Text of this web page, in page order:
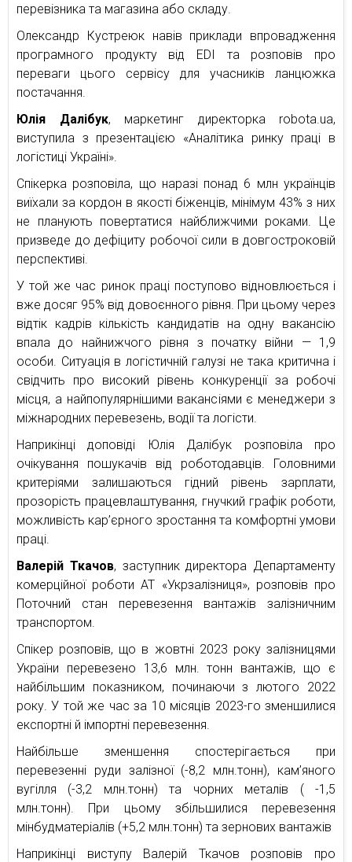
перевізника та магазина або складу.
Олександр Кустреюк навів приклади впровадження
програмного продукту від EDI та розповів про
переваги цього сервісу для учасників ланцюжка
постачання.
Юлія Далібук, маркетинг директорка robota.ua,
виступила з презентацією «Аналітика ринку праці в
логістиці Україні».
Спікерка розповіла, що наразі понад 6 млн українців
виїхали за кордон в якості біженців, мінімум 43% з них
не планують повертатися найближчими роками. Це
призведе до дефіциту робочої сили в довгостроковій
перспективі.
У той же час ринок праці поступово відновлюється і
вже досяг 95% від довоєнного рівня. При цьому через
відтік кадрів кількість кандидатів на одну вакансію
впала до найнижчого рівня з початку війни — 1,9
особи. Ситуація в логістичній галузі не така критична і
свідчить про високий рівень конкуренції за робочі
місця, а найпопулярнішими вакансіями є менеджери з
міжнародних перевезень, водії та логісти.
Наприкінці доповіді Юлія Далібук розповіла про
очікування пошукачів від роботодавців. Головними
критеріями залишаються гідний рівень зарплати,
прозорість працевлаштування, гнучкий графік роботи,
можливість кар’єрного зростання та комфортні умови
праці.
Валерій Ткачов, заступник директора Департаменту
комерційної роботи АТ «Укрзалізниця», розповів про
Поточний стан перевезення вантажів залізничним
транспортом.
Спікер розповів, що в жовтні 2023 року залізницями
України перевезено 13,6 млн. тонн вантажів, що є
найбільшим показником, починаючи з лютого 2022
року. У той же час за 10 місяців 2023-го зменшилися
експортні й імпортні перевезення.
Найбільше зменшення спостерігається при
перевезенні руди залізної (-8,2 млн.тонн), кам’яного
вугілля (-3,2 млн.тонн) та чорних металів ( -1,5
млн.тонн). При цьому збільшилися перевезення
мінбудматеріалів (+5,2 млн.тонн) та зернових вантажів
Наприкінці виступу Валерій Ткачов розповів про